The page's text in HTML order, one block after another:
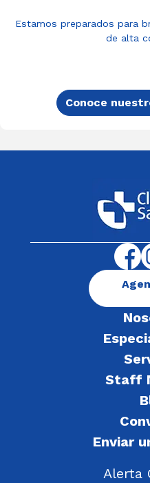
Estamos preparados para
de alta
Conoce
Staff
Enviar
Alerta